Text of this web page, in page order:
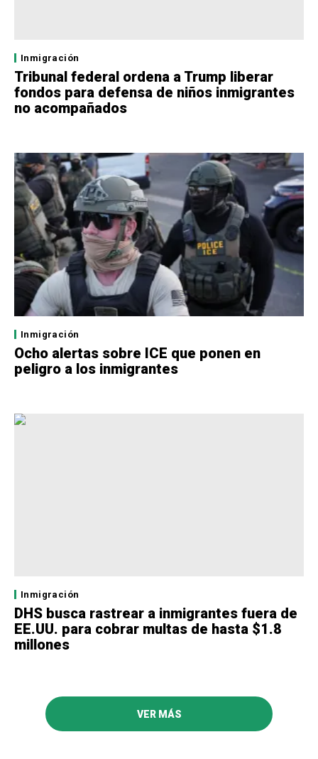
Inmigración
Tribunal federal ordena a Trump liberar
fondos para defensa de niños inmigrantes
no acompañados
Inmigración
Ocho alertas sobre ICE que ponen en
peligro a los inmigrantes
Inmigración
DHS busca rastrear a inmigrantes fuera de
EE.UU. para cobrar multas de hasta $1.8
millones
VER MÁS